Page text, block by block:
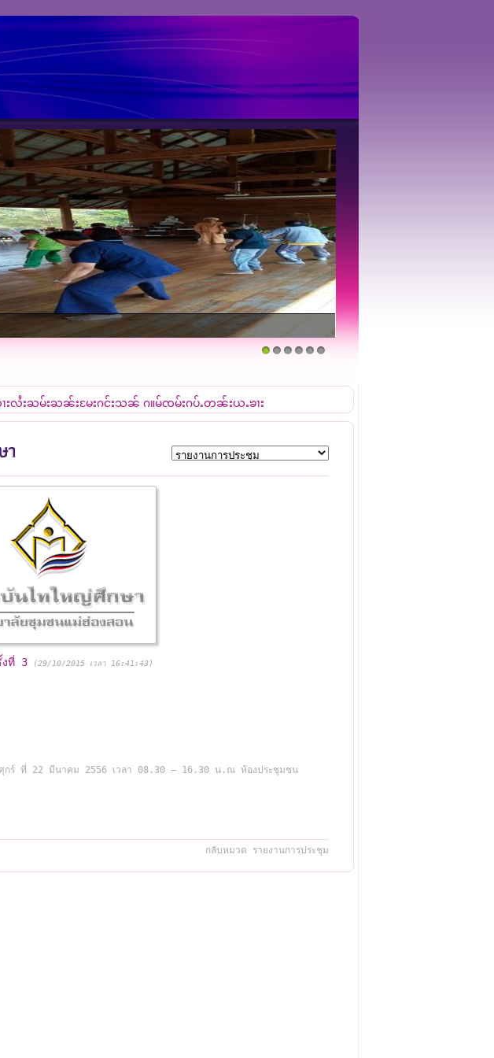
လႆးႀုမ်းႀူၼ်းမႄႈႁွင်ႈသွၼ် ႁူမ်ၸူမ်းႁပ်ႉတွၼ်ႈယူႇၶႃး
งที่ 3 (29/10/2015 เวลา 16:41:43)
นศุกร์ ที่ 22 มีนาคม 2556 เวลา 08.30 – 16.30 น.ณ ห้องประชุมชน
กลับหมวด รายงานการประชุม